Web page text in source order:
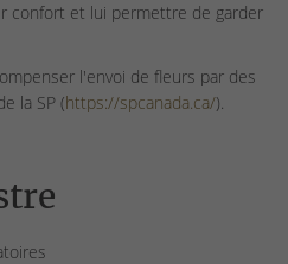
confort et lui permettre de garder
l'envoi de fleurs par des
la SP (https://spcanada.ca/).